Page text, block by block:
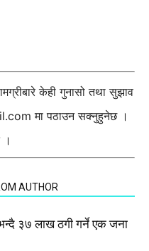
केही गुनासो तथा सुझाव
मा पठाउन सक्नुहुनेछ ।
।
AUTHOR
३७ लाख ठगी गर्ने एक जना